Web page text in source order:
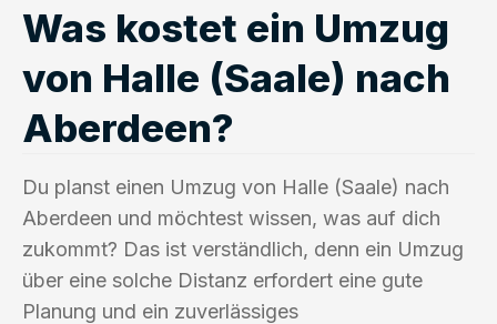
Was kostet ein Umzug
von Halle (Saale) nach
Aberdeen?
Du planst einen Umzug von Halle (Saale) nach
Aberdeen und möchtest wissen, was auf dich
zukommt? Das ist verständlich, denn ein Umzug
über eine solche Distanz erfordert eine gute
Planung und ein zuverlässiges